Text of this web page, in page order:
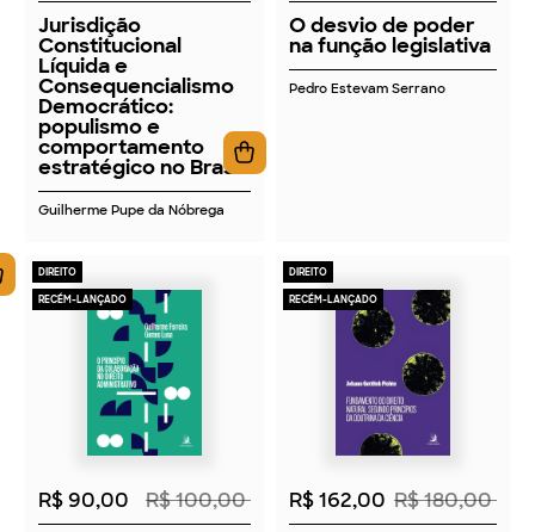
Jurisdição
Constitucional
Líquida e
Consequencialismo
Democrático:
populismo e
comportamento
estratégico no Brasil
Guilherme Pupe da Nóbrega
O desvio de poder
na função legislativa
Pedro Estevam Serrano
DIREITO
RECÉM-LANÇADO
2026
R$ 90,00
R$ 100,00
DIREITO
RECÉM-LANÇADO
2026
R$ 162,00 R$ 180,00